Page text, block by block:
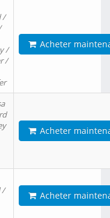
/
/
/
Acheter
Acheter
/
Acheter